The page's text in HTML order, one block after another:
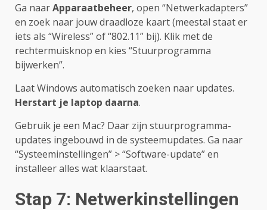
Ga naarApparaatbeheer, open “Netwerkadapters”
en zoek naar jouw draadloze kaart (meestal staat er
iets als “Wireless” of “802.11” bij). Klik met de
rechtermuisknop en kies “Stuurprogramma
bijwerken”.
Laat Windows automatisch zoeken naar updates.
Herstart je laptop daarna.
Gebruik je een Mac? Daar zijn stuurprogramma-
updates ingebouwd in de systeemupdates. Ga naar
“Systeeminstellingen” > “Software-update” en
installeer alles wat klaarstaat.
Stap 7: Netwerkinstellingen